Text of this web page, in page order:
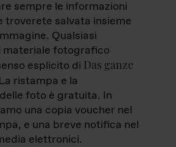
sempre le informazioni
troverete salvata insieme
Qualsiasi
materiale fotografico
esplicito di Das ganze
ristampa e la
foto è gratuita. In
una copia voucher nel
e una breve notifica nel
elettronici.